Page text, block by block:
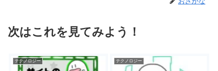
次はこれを見てみよう！
テクノロジー テクノロジー